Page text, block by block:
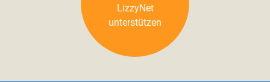
LizzyNet
unterstützen